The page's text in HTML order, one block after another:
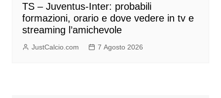
TS – Juventus-Inter: probabili
formazioni, orario e dove vedere in tv e
streaming l’amichevole
JustCalcio.com 7 Agosto 2026